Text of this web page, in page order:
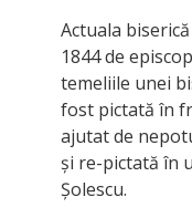
Actuala
1844 de
temeliile unei
fost pictată în
ajutat de
și re-pictată în
Șolescu.